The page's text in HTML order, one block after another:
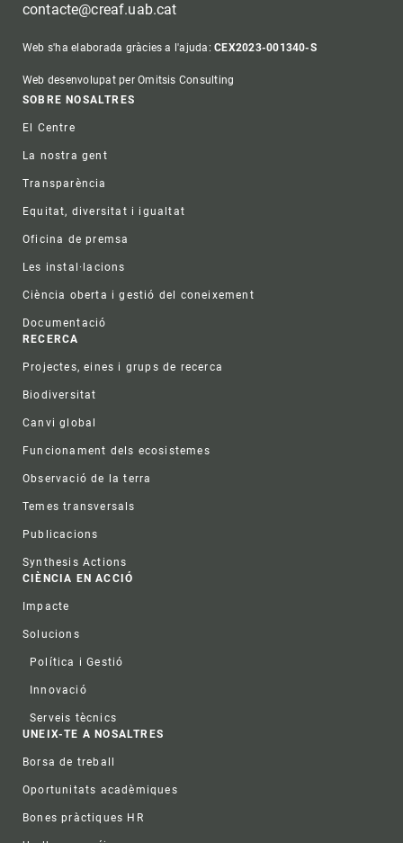
contacte@creaf.uab.cat
Web s'ha elaborada gràcies a l'ajuda:CEX2023-001340-S
Web desenvolupat per Omitsis Consulting
Footer
SOBRE NOSALTRES
El Centre
La nostra gent
Transparència
Equitat, diversitat i igualtat
Oficina de premsa
Les instal·lacions
Ciència oberta i gestió del coneixement
Documentació
RECERCA
Projectes, eines i grups de recerca
Biodiversitat
Canvi global
Funcionament dels ecosistemes
Observació de la terra
Temes transversals
Publicacions
Synthesis Actions
CIÈNCIA EN ACCIÓ
Impacte
Solucions
Política i Gestió
Innovació
Serveis tècnics
UNEIX-TE A NOSALTRES
Borsa de treball
Oportunitats acadèmiques
Bones pràctiques HR